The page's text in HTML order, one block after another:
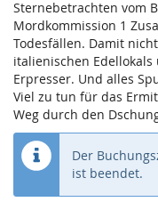
Sternebetrachten vom
Mordkommission 1
Todesfällen. Damit
italienischen
Erpresser. Und alles
Viel zu tun für das
Weg durch den
Der
ist beendet.